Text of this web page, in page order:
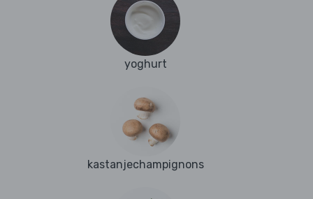
yoghurt
kastanjechampignons